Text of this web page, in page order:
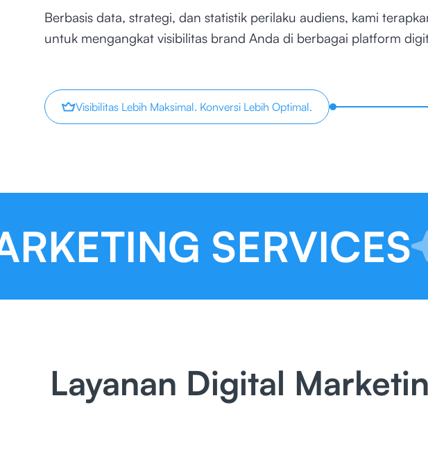
Berbasis data, strategi, dan statistik perilaku audiens, kami
untuk mengangkat visibilitas brand Anda di berbagai platform
Visibilitas Lebih Maksimal. Konversi Lebih Optimal.
SERVICES
Layanan Digital